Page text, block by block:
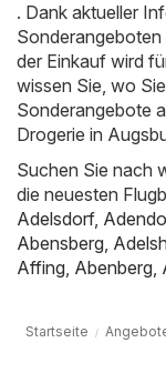
. Dank aktueller
Sonderangeboten
der Einkauf wird
wissen Sie, wo
Sonderangebote
Drogerie in
Suchen Sie nach
die neuesten
Adelsdorf,
Abensberg,
Affing, Abenberg,
Startseite